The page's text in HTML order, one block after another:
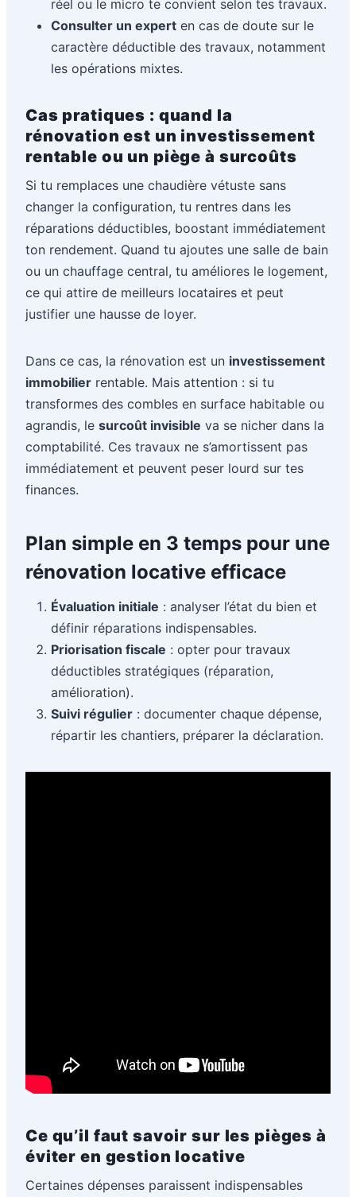
réel ou le micro te convient selon tes travaux.
Consulter un expert en cas de doute sur le
caractère déductible des travaux, notamment
les opérations mixtes.
Cas pratiques : quand la
rénovation est un investissement
rentable ou un piège à surcoûts
Si tu remplaces une chaudière vétuste sans
changer la configuration, tu rentres dans les
réparations déductibles, boostant immédiatement
ton rendement. Quand tu ajoutes une salle de bain
ou un chauffage central, tu améliores le logement,
ce qui attire de meilleurs locataires et peut
justifier une hausse de loyer.
Dans ce cas, la rénovation est un investissement
immobilier rentable. Mais attention : si tu
transformes des combles en surface habitable ou
agrandis, le surcoût invisible va se nicher dans la
comptabilité. Ces travaux ne s’amortissent pas
immédiatement et peuvent peser lourd sur tes
finances.
Plan simple en 3 temps pour une
rénovation locative efficace
Évaluation initiale : analyser l’état du bien et
définir réparations indispensables.
Priorisation fiscale : opter pour travaux
déductibles stratégiques (réparation,
amélioration).
Suivi régulier : documenter chaque dépense,
répartir les chantiers, préparer la déclaration.
Ce qu’il faut savoir sur les pièges à
éviter en gestion locative
Certaines dépenses paraissent indispensables